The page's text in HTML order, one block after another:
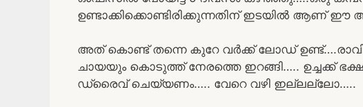
ഉണ്ടാക്കിക്കൊണ്ടിരിക്കുന്നതിന് ഇടയിൽ ആണ് ഈ
അത് കൊണ്ട് തന്നെ കുറേ വർക്ക്‌ ലോഡ്
ചായയും കൊടുത്ത് നേരത്തെ ഇറങ്ങി….. ഉച്ചക്ക്
ഡ്രൈവ് ചെയ്യണം….. വേറെ വഴി ഇല്ലല്ലോ…..